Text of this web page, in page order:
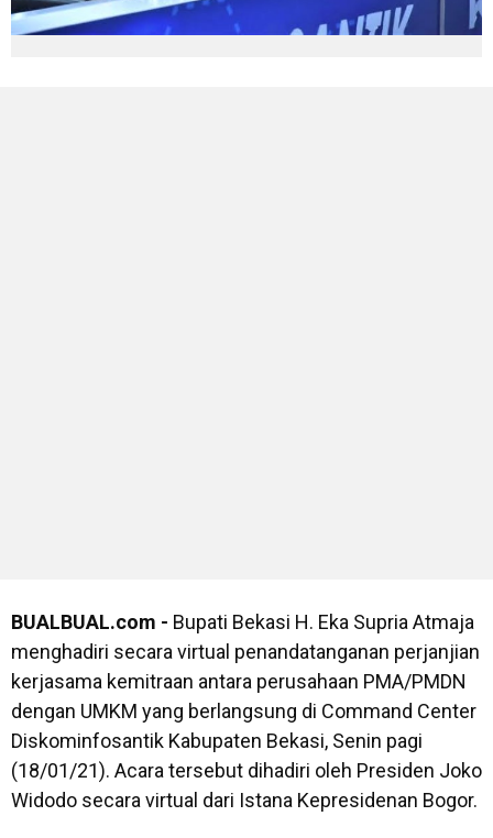
BUALBUAL.com - Bupati Bekasi H. Eka Supria Atmaja
menghadiri secara virtual penandatanganan perjanjian
kerjasama kemitraan antara perusahaan PMA/PMDN
dengan UMKM yang berlangsung di Command Center
Diskominfosantik Kabupaten Bekasi, Senin pagi
(18/01/21). Acara tersebut dihadiri oleh Presiden Joko
Widodo secara virtual dari Istana Kepresidenan Bogor.